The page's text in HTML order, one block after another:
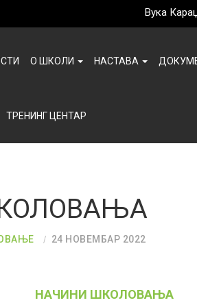
Вука
О ШКОЛИ НАСТАВА
ТРЕНИНГ ЦЕНТАР
24 НОВЕМБАР 2022
НАЧИНИ ШКОЛОВАЊА